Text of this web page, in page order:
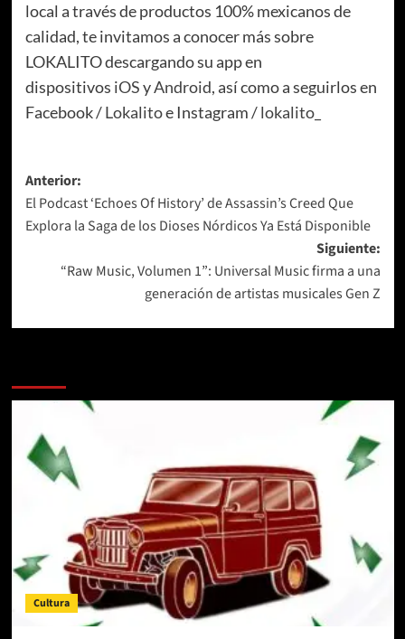
local a través de productos 100% mexicanos de
calidad, te invitamos a conocer más sobre
LOKALITO descargando su app en
dispositivos iOSyAndroid, así como a seguirlos en
Facebook /Lokalitoe Instagram /lokalito_
Navegación
de
entradas
Anterior:
El Podcast ‘Echoes Of History’ de Assassin’s Creed Que
Explora la Saga de los Dioses Nórdicos Ya Está Disponible
Siguiente:
“Raw Music, Volumen 1”: Universal Music firma a una
generación de artistas musicales Gen Z
Cultura